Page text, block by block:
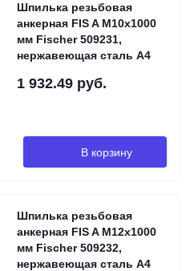
Шпилька резьбовая
анкерная FIS A M10х1000
мм Fischer 509231,
нержавеющая сталь А4
1 932.49 руб.
В корзину
Шпилька резьбовая
анкерная FIS A M12х1000
мм Fischer 509232,
нержавеющая сталь А4